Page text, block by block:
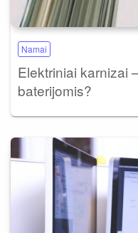
Namai
Elektriniai karnizai
baterijomis?